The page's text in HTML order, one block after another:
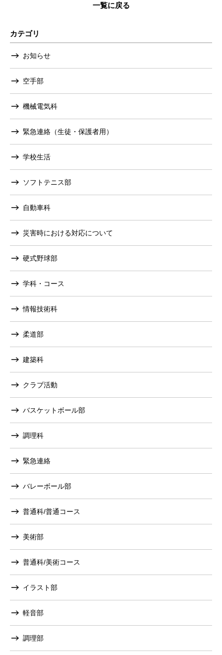
一覧に戻る
カテゴリ
お知らせ
空手部
機械電気科
緊急連絡（生徒・保護者用）
学校生活
ソフトテニス部
自動車科
災害時における対応について
硬式野球部
学科・コース
情報技術科
柔道部
建築科
クラブ活動
バスケットボール部
調理科
緊急連絡
バレーボール部
普通科/普通コース
美術部
普通科/美術コース
イラスト部
軽音部
調理部